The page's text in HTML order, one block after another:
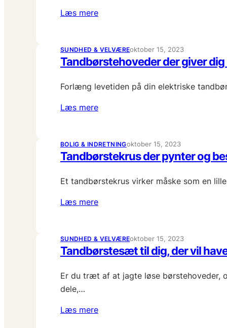
Læs mere
SUNDHED & VELVÆREoktober 15, 2023
Tandbørstehoveder der giver dig
Forlæng levetiden på din elektriske
Læs mere
BOLIG & INDRETNINGoktober 15, 2023
Tandbørstekrus der pynter og
Et tandbørstekrus virker måske som en
Læs mere
SUNDHED & VELVÆREoktober 15, 2023
Tandbørstesæt til dig, der vil
Er du træt af at jagte løse børstehoveder,
dele,…
Læs mere